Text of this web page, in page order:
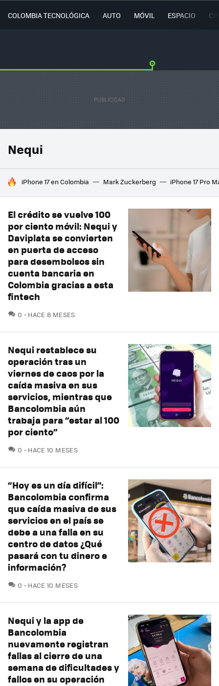
COLOMBIA TECNOLÓGICA AUTO MÓVIL ESPACIO
Nequi
HOY SE HABLA DE
iPhone 17 en Colombia Mark Zuckerberg iPhone 17 Pro
El crédito se vuelve 100
por ciento móvil: Nequi y
Daviplata se convierten
en puerta de acceso
para desembolsos sin
cuenta bancaria en
Colombia gracias a esta
fintech
0 COMENTARIOS
HACE 8 MESES
Nequi restablece su
operación tras un
viernes de caos por la
caída masiva en sus
servicios, mientras que
Bancolombia aún
trabaja para “estar al 100
por ciento”
0 COMENTARIOS
HACE 10 MESES
“Hoy es un día difícil”:
Bancolombia confirma
que caída masiva de sus
servicios en el país se
debe a una falla en su
centro de datos ¿Qué
pasará con tu dinero e
información?
0 COMENTARIOS
HACE 10 MESES
Nequi y la app de
Bancolombia
nuevamente registran
fallas al cierre de una
semana de dificultades y
fallos en su operación